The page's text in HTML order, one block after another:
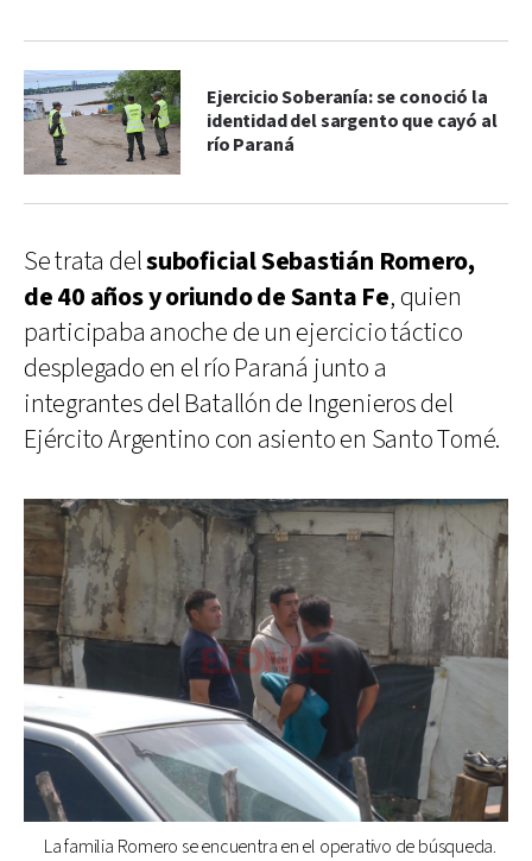
Ejercicio Soberanía: se conoció la
identidad del sargento que cayó al
río Paraná
Se trata delsuboficial Sebastián Romero,
de 40 años y oriundo de Santa Fe, quien
participaba anoche de un ejercicio táctico
desplegado en el río Paraná junto a
integrantes del Batallón de Ingenieros del
Ejército Argentino con asiento en Santo Tomé.
La familia Romero se encuentra en el operativo de búsqueda.